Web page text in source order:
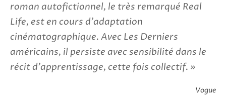
roman autofictionnel, le très remarqué Real
Life, est en cours d'adaptation
cinématographique. Avec Les Derniers
américains, il persiste avec sensibilité dans le
récit d'apprentissage, cette fois collectif.
Vogue